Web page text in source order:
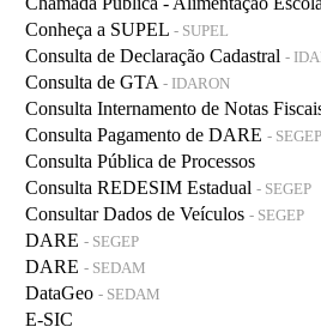
Conheça a SUPEL - SUPEL
Consulta de Declaração Cadastral -
Consulta de GTA - IDARON
Consulta Internamento de Notas
Consulta Pagamento de DARE - SEGEP
Consulta Pública de Processos
Consulta REDESIM Estadual - SEGEP
Consultar Dados de Veículos - SEGEP
DARE - SEGEP
DARE - SEDAM
DataGeo - SEDAM
E-SIC